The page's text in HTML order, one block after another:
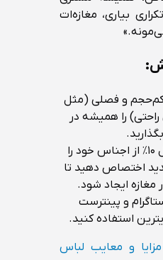
بیاری، مغازه‌ات
و فصلی (مثل
را همیشه در
هر فصل حداقل ۱۰٪ از اجناس خود را
اختصاص دهید تا
ایجاد شود.
و پینترست
استفاده کنید.
مزایا و معایب لباس